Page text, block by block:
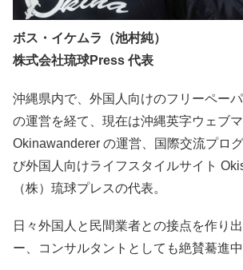
ボス・イケムラ（池村純）
株式会社琉球Press 代表
沖縄県内で、外国人向けのフリーペー
の運営を経て、現在は沖縄英字ウェブ
Okinawanderer の運営、国際交流プロ
び外国人向けライフスタイルサイト
（株）琉球プレスの代表。
日々外国人と民間業者との接点を作り
ー、コンサルタントとしても絶賛驀進